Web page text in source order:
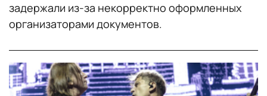
задержали из-за некорректно оформленных
организаторами документов.